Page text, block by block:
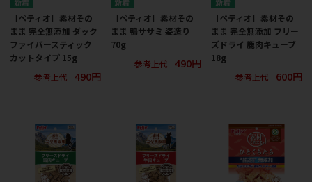
［ペティオ］素材その
まま 完全無添加 ダック
ファイバースティック
カットタイプ 15g
参考上代
490円
［ペティオ］素材その
まま 鴨ササミ 姿造り
70g
参考上代
490円
［ペティオ］素材その
まま 完全無添加 フリー
ズドライ 鹿肉キューブ
18g
参考上代
600円